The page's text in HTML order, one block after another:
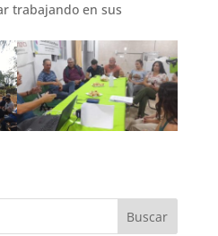
trabajando en sus
Buscar